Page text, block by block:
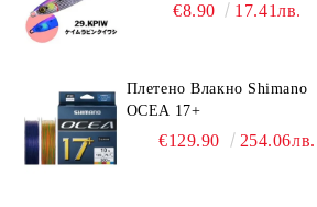
€8.90 17.41лв.
Плетено Влакно Shimano
OCEA 17+
€129.90 254.06лв.